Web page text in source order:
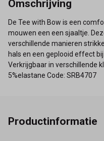
Omschrijving
De Tee with Bow is een
mouwen een een sjaaltje.
verschillende manieren
hals en een geplooid effect
Verkrijgbaar in verschillende
5%elastane Code: SRB4707
Productinformatie